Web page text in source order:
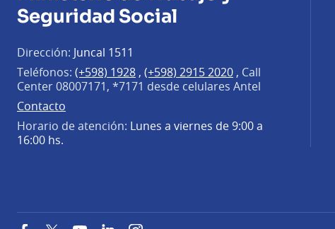
Seguridad Social
Dirección: Juncal 1511
Teléfonos: (+598) 1928 , (+598) 2915 2020 , Call
Center 08007171, *7171 desde celulares Antel
Contacto
Horario de atención: Lunes a viernes de 9:00 a
16:00 hs.